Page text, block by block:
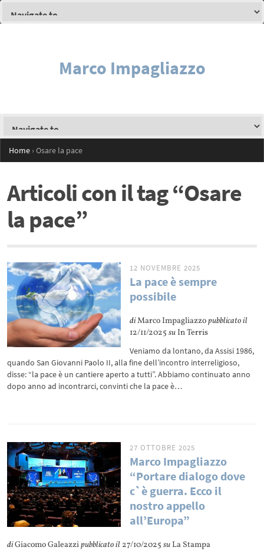
Marco Impagliazzo
Home › Osare la pace
Articoli con il tag “Osare
la pace”
12 NOVEMBRE 2025
La pace è sempre
possibile
diMarco Impagliazzopubblicato il
12/11/2025su In Terris
Veniamo da lontano, da Assisi 1986,
quando San Giovanni Paolo II, alla fine dell’incontro interreligioso,
disse: “la pace è un cantiere aperto a tutti”. Abbiamo continuato anno
dopo anno ad incontrarci, convinti che la pace è…
27 OTTOBRE 2025
Marco Impagliazzo
“Portare dialogo dove
c`è guerra. Ecco il
nostro appello
all’Europa”
diGiacomo Galeazzipubblicato il 27/10/2025su La Stampa